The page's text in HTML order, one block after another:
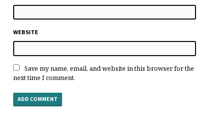
WEBSITE
Save my name, email, and website in this browser for the
next time I comment.